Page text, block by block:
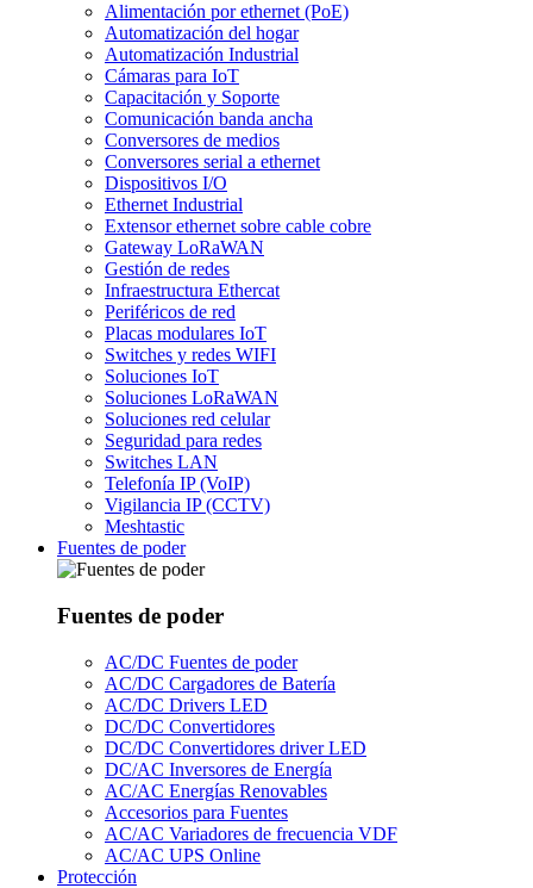
Alimentación por ethernet (PoE)
Automatización del hogar
Automatización Industrial
Cámaras para IoT
Capacitación y Soporte
Comunicación banda ancha
Conversores de medios
Conversores serial a ethernet
Dispositivos I/O
Ethernet Industrial
Extensor ethernet sobre cable cobre
Gateway LoRaWAN
Gestión de redes
Infraestructura Ethercat
Periféricos de red
Placas modulares IoT
Switches y redes WIFI
Soluciones IoT
Soluciones LoRaWAN
Soluciones red celular
Seguridad para redes
Switches LAN
Telefonía IP (VoIP)
Vigilancia IP (CCTV)
Meshtastic
Fuentes de poder
Fuentes de poder
AC/DC Fuentes de poder
AC/DC Cargadores de Batería
AC/DC Drivers LED
DC/DC Convertidores
DC/DC Convertidores driver LED
DC/AC Inversores de Energía
AC/AC Energías Renovables
Accesorios para Fuentes
AC/AC Variadores de frecuencia VDF
AC/AC UPS Online
Protección